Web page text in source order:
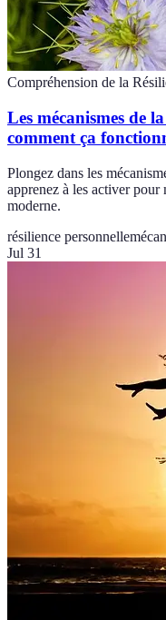
Compréhension de la
Les mécanismes de
comment ça
Plongez dans les
apprenez à les activer
moderne.
résilience personnelle
Jul 31